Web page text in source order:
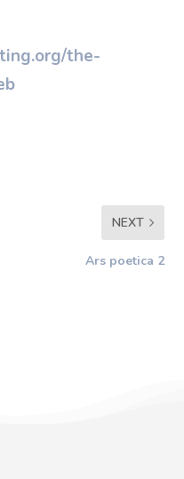
the-
NEXT
Ars poetica 2